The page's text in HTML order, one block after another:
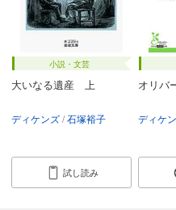
小説・文芸
大いなる遺産 上
ディケンズ 石塚裕子
試し読み
オリバ
ディケ